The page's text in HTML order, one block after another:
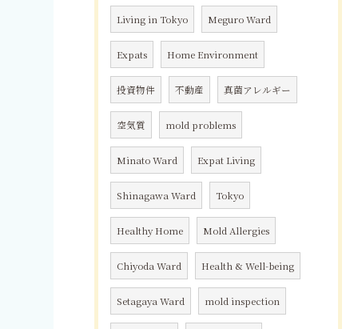
Living in Tokyo Meguro Ward
Expats Home Environment
投資物件 不動産 真菌アレルギー
空気質 mold problems
Minato Ward Expat Living
Shinagawa Ward Tokyo
Healthy Home Mold Allergies
Chiyoda Ward Health & Well-being
Setagaya Ward mold inspection